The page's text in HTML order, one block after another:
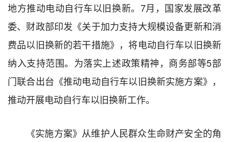
地方推动电动自行车以旧换新。7月，国家发展改革
委、财政部印发《关于加力支持大规模设备更新和消
费品以旧换新的若干措施》，将电动自行车以旧换新
纳入支持范围。为落实上述政策精神，商务部等5部
门联合出台《推动电动自行车以旧换新实施方案》，
推动开展电动自行车以旧换新工作。
《实施方案》从维护人民群众生命财产安全的角